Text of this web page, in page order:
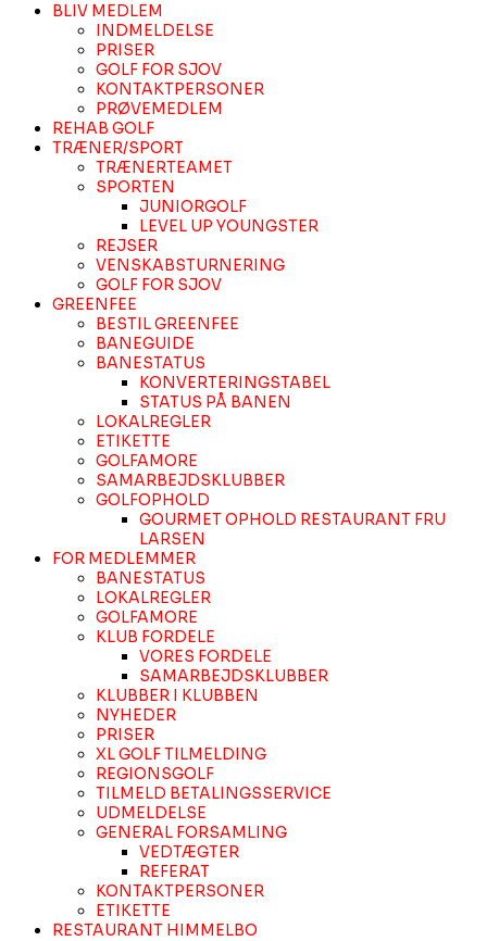
BLIV MEDLEM
INDMELDELSE
PRISER
GOLF FOR SJOV
KONTAKTPERSONER
PRØVEMEDLEM
REHAB GOLF
TRÆNER/SPORT
TRÆNERTEAMET
SPORTEN
JUNIORGOLF
LEVEL UP YOUNGSTER
REJSER
VENSKABSTURNERING
GOLF FOR SJOV
GREENFEE
BESTIL GREENFEE
BANEGUIDE
BANESTATUS
KONVERTERINGSTABEL
STATUS PÅ BANEN
LOKALREGLER
ETIKETTE
GOLFAMORE
SAMARBEJDSKLUBBER
GOLFOPHOLD
GOURMET OPHOLD RESTAURANT FRU
LARSEN
FOR MEDLEMMER
BANESTATUS
LOKALREGLER
GOLFAMORE
KLUB FORDELE
VORES FORDELE
SAMARBEJDSKLUBBER
KLUBBER I KLUBBEN
NYHEDER
PRISER
XL GOLF TILMELDING
REGIONSGOLF
TILMELD BETALINGSSERVICE
UDMELDELSE
GENERAL FORSAMLING
VEDTÆGTER
REFERAT
KONTAKTPERSONER
ETIKETTE
RESTAURANT HIMMELBO